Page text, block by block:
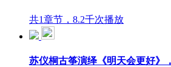
共1章节，8.2千次播放
苏仪桐古筝演绎《明天会更好》